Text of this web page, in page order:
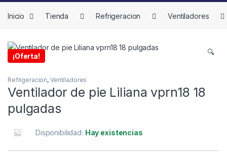
Inicio Tienda Refrigeracion Ventiladores
¡Oferta! 🔍
Refrigeracion, Ventiladores
Ventilador de pie Liliana vprn18 18
pulgadas
Disponibilidad: Hay existencias